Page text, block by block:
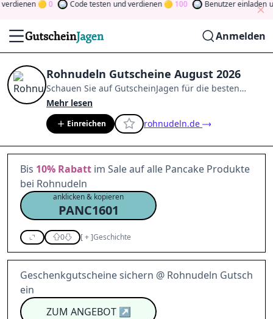
0 Code testen und verdienen 100 Benutzer einladen
Anmelden
Rohnudeln Gutscheine August 2026
Schauen Sie auf GutscheinJagen für die besten
Rohnudeln-Angebote im
Mitglied der Community
indem Sie durch Abstimmen, Testen, Teilen und
mehr beitragen.
Drehen Sie den Glücksklee
gewinnen Sie Geld
Mehr lesen
Einreichen rohnudeln.de
Bis 10% Rabatt im Sale auf alle Pancake Produkte
bei Rohnudeln
anklicken & kopieren
PANC1601
0 [+]Geschichte
Geschenkgutscheine sichern @ Rohnudeln Gutsch
ein
ZUM ANGEBOT↗